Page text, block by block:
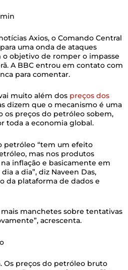
Axios, o Comando Central
uma onda de ataques
o objetivo de romper o impasse
A BBC entrou em contato com
para comentar.
muito além dos preços dos
dizem que o mecanismo é uma
os preços do petróleo sobem,
toda a economia global.
petróleo “tem um efeito
mas nos produtos
inflação e basicamente em
a dia”, diz Naveen Das,
da plataforma de dados e
mais manchetes sobre tentativas
acrescenta.
Os preços do petróleo bruto